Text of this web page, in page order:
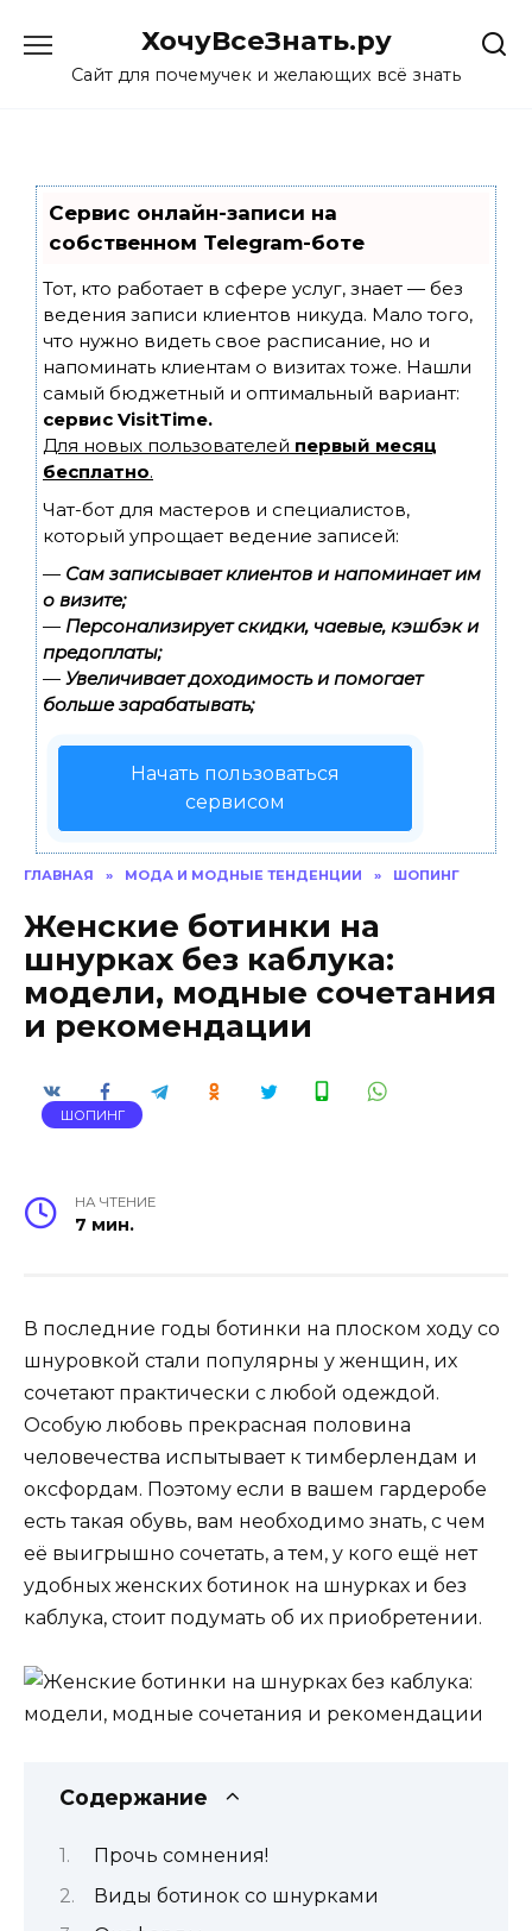
content
ХочуВсеЗнать.ру
Сайт для почемучек и желающих всё знать
Сервис онлайн-записи на
собственном Telegram-боте
Тот, кто работает в сфере услуг, знает — без
ведения записи клиентов никуда. Мало того,
что нужно видеть свое расписание, но и
напоминать клиентам о визитах тоже. Нашли
самый бюджетный и оптимальный вариант:
сервис VisitTime.
Для новых пользователей первый месяц
бесплатно.
Чат-бот для мастеров и специалистов,
который упрощает ведение записей:
— Сам записывает клиентов и напоминает им
о визите;
— Персонализирует скидки, чаевые, кэшбэк и
предоплаты;
— Увеличивает доходимость и помогает
больше зарабатывать;
Начать пользоваться
сервисом
ГЛАВНАЯ » МОДА И МОДНЫЕ ТЕНДЕНЦИИ » ШОПИНГ
Женские ботинки на
шнурках без каблука:
модели, модные сочетания
и рекомендации
ШОПИНГ
НА ЧТЕНИЕ
7 мин.
В последние годы ботинки на плоском ходу со
шнуровкой стали популярны у женщин, их
сочетают практически с любой одеждой.
Особую любовь прекрасная половина
человечества испытывает к тимберлендам и
оксфордам. Поэтому если в вашем гардеробе
есть такая обувь, вам необходимо знать, с чем
её выигрышно сочетать, а тем, у кого ещё нет
удобных женских ботинок на шнурках и без
каблука, стоит подумать об их приобретении.
Содержание
Прочь сомнения!
Виды ботинок со шнурками